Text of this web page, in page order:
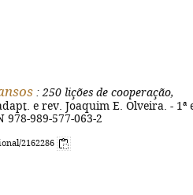
: 250 lições de cooperação,
e rev. Joaquim E. Olveira. - 1ª
978-989-577-063-2
2162286